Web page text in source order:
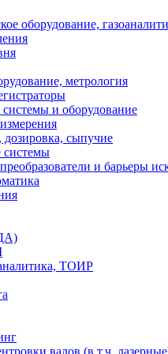
оборудование,
метрология
и оборудование
дозировка, сыпучие
системы
и барьеры
ТОИР